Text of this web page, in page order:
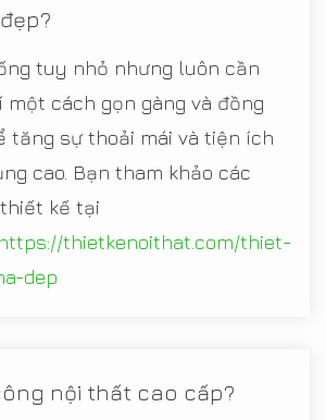
tuy nhỏ nhưng luôn cần
một cách gọn gàng và đồng
tăng sự thoải mái và tiện ích
cao. Bạn tham khảo các
kế tại
https://thietkenoithat.com/thiet-
dep
nội thất cao cấp?